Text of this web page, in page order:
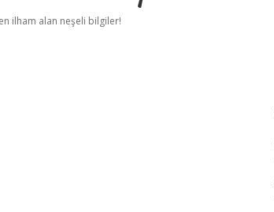
ilham alan neşeli bilgiler!